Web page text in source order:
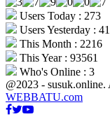
Users Today : 273
Users Yesterday :
This Month : 2216
This Year : 93561
Who's Online : 3
@2023 -
WEBBATU.com
Facebook
Twitter
Youtube